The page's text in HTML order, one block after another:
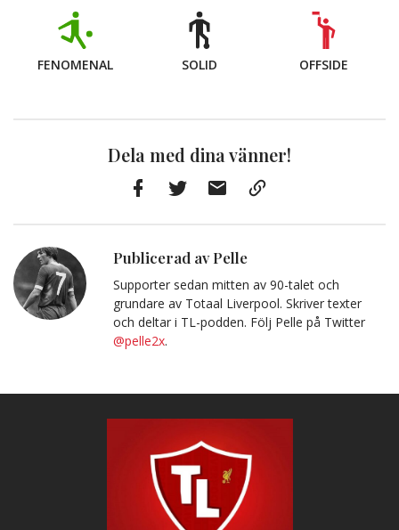
FENOMENAL SOLID OFFSIDE
Dela med dina vänner!
Publicerad av Pelle
Supporter sedan mitten av 90-talet och
grundare av Totaal Liverpool. Skriver texter
och deltar i TL-podden. Följ Pelle på Twitter
@pelle2x.